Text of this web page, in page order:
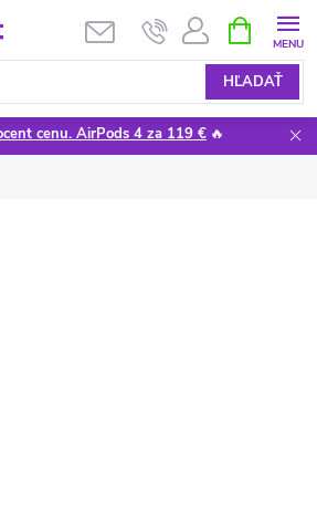
HĽADAŤ
KOŠÍK
cenu. AirPods 4 za 119 € 🔥